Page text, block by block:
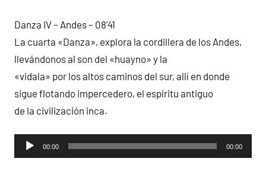
Danza IV – Andes – 08’41
La cuarta «Danza», explora la cordillera de los Andes,
llevándonos al son del «huayno» y la
«vidala» por los altos caminos del sur, allí en donde
sigue flotando impercedero, el espíritu antiguo
de la civilización inca.
Reproductor
de
00:00 00:00